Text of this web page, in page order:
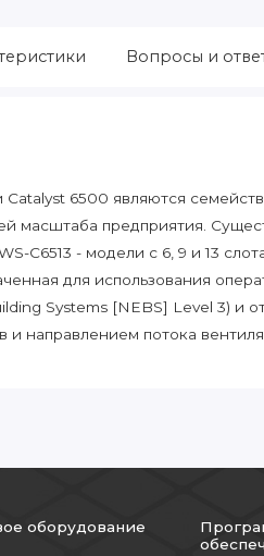
Вопросы и
6500 являются
масштаба предприятия.
C6513 - модели с 6, 9 и 13
для использования
Systems [NEBS] Level 3) и
и направлением потока
оборудование